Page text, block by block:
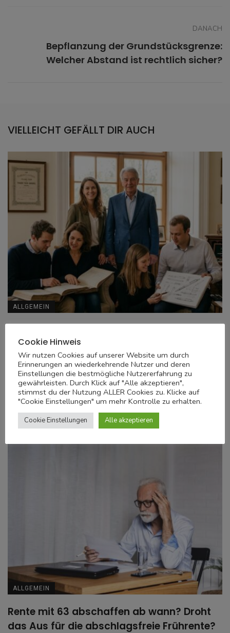
DANACH
Bepflanzung der Grundstücksgrenze:
Welcher Abstand ist rechtlich sicher?
VIELLEICHT GEFÄLLT DIR AUCH
ALLGEMEIN
traditionsreiche Bleistiftdynastie im 21.
Jahrhundert
Die Marke mit den gekreuzten Rittern ist weltweit bekannt,
doch wer steht hinter dem globalen ...
ALLGEMEIN
Rente mit 63 abschaffen ab wann? Droht
das Aus für die abschlagsfreie Frührente?
Cookie Hinweis
Wir nutzen Cookies auf unserer Website um durch
Erinnerungen an wiederkehrende Nutzer und deren
Einstellungen die bestmögliche Nutzererfahrung zu
gewährleisten. Durch Klick auf "Alle akzeptieren",
stimmst du der Nutzung ALLER Cookies zu. Klicke auf
"Cookie Einstellungen" um mehr Kontrolle zu erhalten.
Cookie Einstellungen Alle akzeptieren